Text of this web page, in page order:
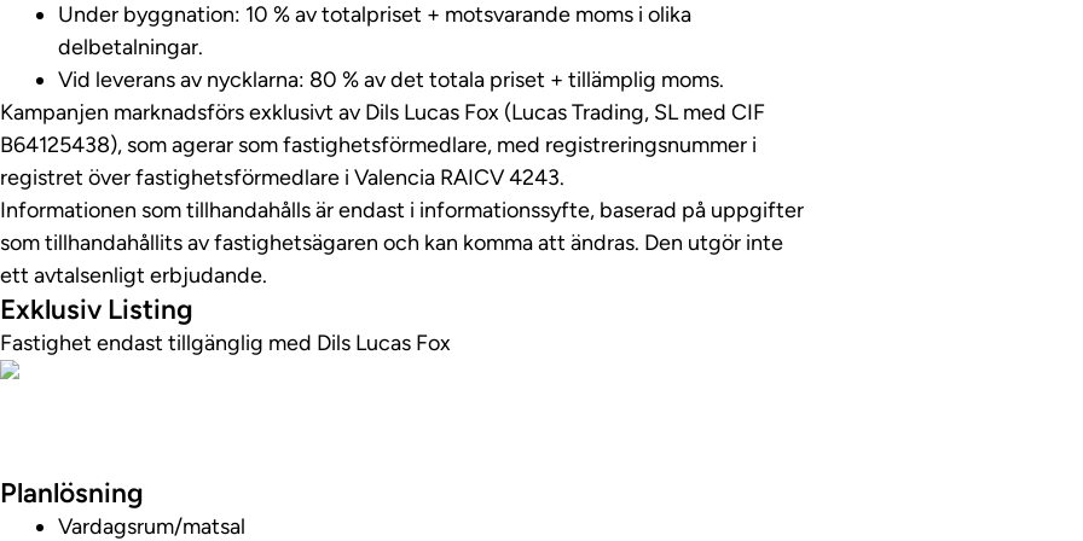
Under byggnation: 10 % av totalpriset + motsvarande moms i olika
delbetalningar.
Vid leverans av nycklarna: 80 % av det totala priset + tillämplig moms.
Kampanjen marknadsförs exklusivt av Dils Lucas Fox (Lucas Trading, SL med CIF
B64125438), som agerar som fastighetsförmedlare, med registreringsnummer i
registret över fastighetsförmedlare i Valencia RAICV 4243.
Informationen som tillhandahålls är endast i informationssyfte, baserad på uppgifter
som tillhandahållits av fastighetsägaren och kan komma att ändras. Den utgör inte
ett avtalsenligt erbjudande.
Exklusiv Listing
Fastighet endast tillgänglig med Dils Lucas Fox
Planlösning
Vardagsrum/matsal